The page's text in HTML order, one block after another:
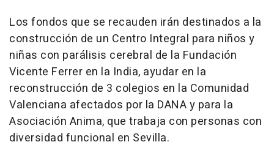
Los fondos que se recauden irán destinados a la
construcción de un Centro Integral para niños y
niñas con parálisis cerebral de la Fundación
Vicente Ferrer en la India, ayudar en la
reconstrucción de 3 colegios en la Comunidad
Valenciana afectados por la DANA y para la
Asociación Anima, que trabaja con personas con
diversidad funcional en Sevilla.